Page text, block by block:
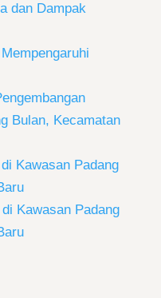
dan Dampak
Bulan, Kecamatan
Kawasan Padang
Kawasan Padang